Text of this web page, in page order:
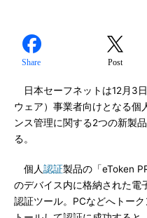
Share Post
日本セーフネットは12月3日
ウェア）事業者向けとなる個
ンス管理に関する2つの新製
る。
個人認証製品の「eToken
のデバイス内に格納された電
認証ツール。PCなどへトー